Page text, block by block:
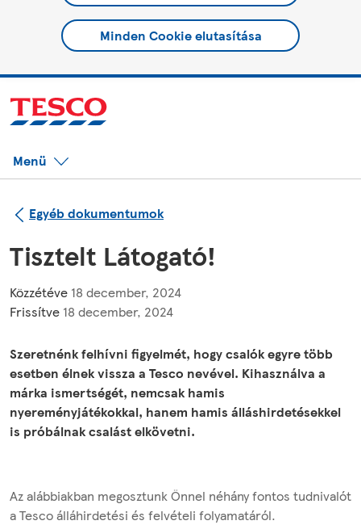
Minden Cookie elutasítása
Menü
Egyéb dokumentumok
Tisztelt Látogató!
Közzétéve 18 december, 2024
Frissítve 18 december, 2024
Szeretnénk felhívni figyelmét, hogy csalók egyre több
esetben élnek vissza a Tesco nevével. Kihasználva a
márka ismertségét, nemcsak hamis
nyereményjátékokkal, hanem hamis álláshirdetésekkel
is próbálnak csalást elkövetni.
Az alábbiakban megosztunk Önnel néhány fontos tudnivalót
a Tesco álláhirdetési és felvételi folyamatáról.